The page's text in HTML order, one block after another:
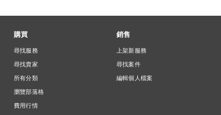
購買
尋找服務
尋找賣家
所有分類
瀏覽部落格
費用行情
銷售
上架新服務
尋找案件
編輯個人檔案